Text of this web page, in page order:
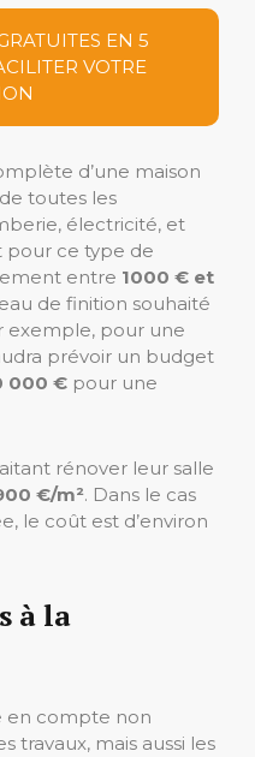
EN 5
VOTRE
d’une maison
toutes les
électricité, et
pour ce type de
entre 1000 € et
de finition souhaité
exemple, pour une
prévoir un budget
000 € pour une
rénover leur salle
€/m². Dans le cas
le coût est d’environ
à la
en compte non
travaux, mais aussi les